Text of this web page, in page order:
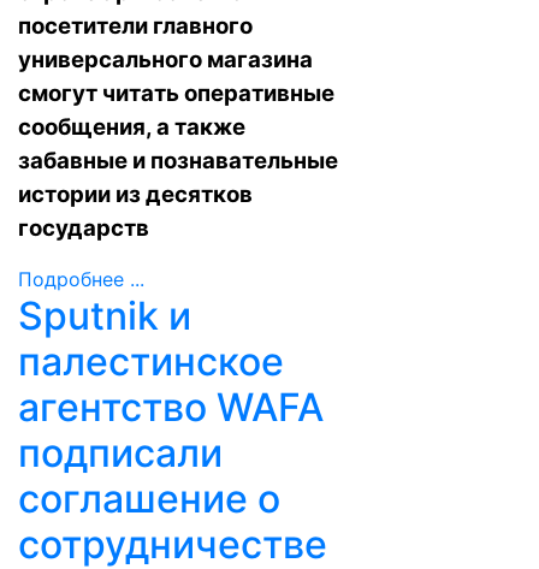
посетители главного
универсального магазина
смогут читать оперативные
сообщения, а также
забавные и познавательные
истории из десятков
государств
Подробнее ...
Sputnik и
палестинское
агентство WAFA
подписали
соглашение о
сотрудничестве